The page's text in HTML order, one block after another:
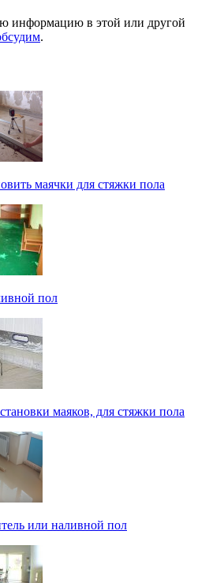
информацию в этой или другой
.
маячки для стяжки пола
пол
маяков, для стяжки пола
или наливной пол